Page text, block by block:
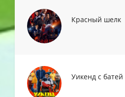
Красный шелк
Уикенд с батей